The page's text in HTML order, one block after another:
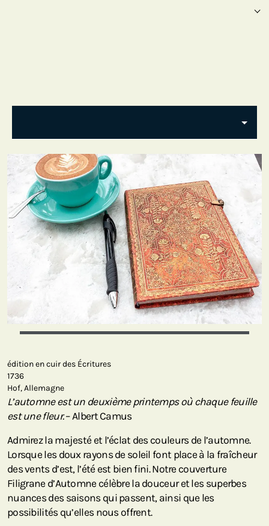
édition en cuir des Écritures
1736
Hof, Allemagne
L’automne est un deuxième printemps où chaque feuille
est une fleur.– Albert Camus
Admirez la majesté et l’éclat des couleurs de l’automne.
Lorsque les doux rayons de soleil font place à la fraîcheur
des vents d’est, l’été est bien fini. Notre couverture
Filigrane d’Automne célèbre la douceur et les superbes
nuances des saisons qui passent, ainsi que les
possibilités qu’elles nous offrent.